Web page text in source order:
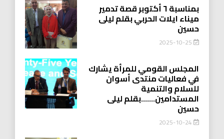
بمناسبة ٦ أكتوبر قصة تدمير
ميناء ايلات الحربي بقلم ليلى
حسين
2025-10-25
المجلس القومي للمرأة يشارك
في فعاليات منتدى أسوان
للسلام والتنمية
المستدامين…….بقلم ليلى
حسين
2025-10-24